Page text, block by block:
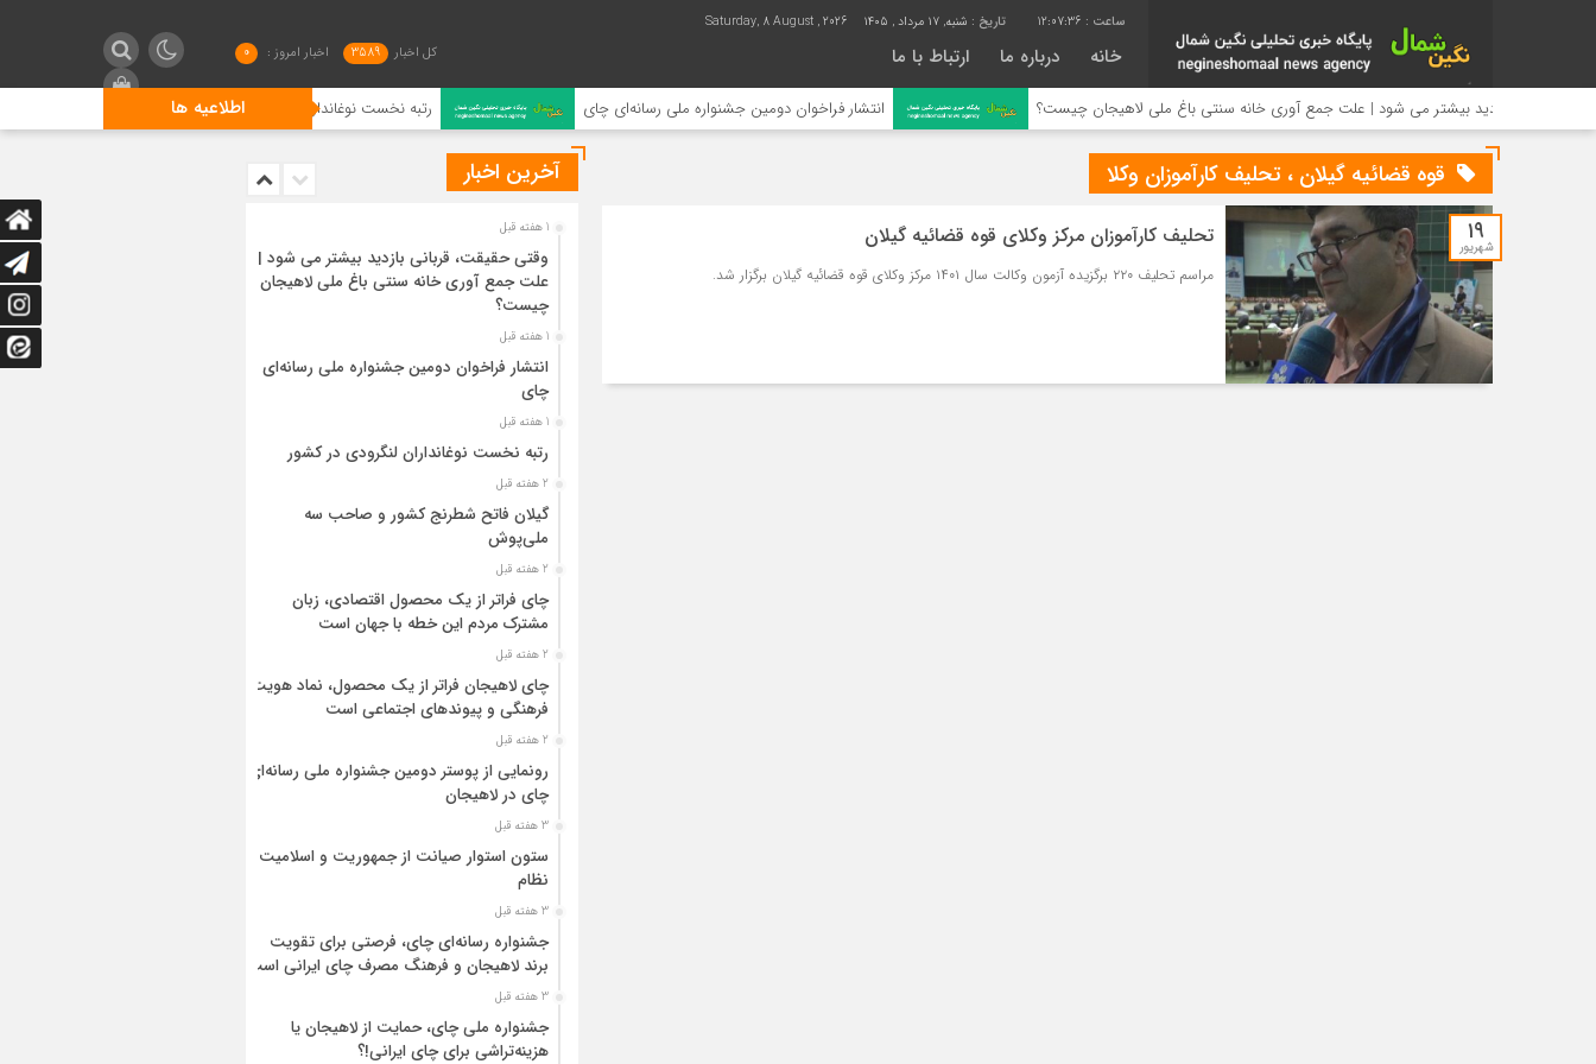
12:07:37 تاریخ : شنبه, ۱۷ مرداد , ۱۴۰۵ Saturday, 8 August , 2026
خانه درباره ما ارتباط با ما کل اخبار 3589 اخبار امروز : 0
اطلاعیه ها بازدید بیشتر می شود | علت جمع آوری خانه سنتی باغ ملی لاهیجان چیست؟ انتشار فراخوان دومین جشنواره ملی رسانه‌ای چای رتبه نخست نوغانداران لنگرودی در کشور
قوه قضائیه گیلان ، تحلیف کارآموزان وکلا
۱۹
شهریور تحلیف کارآموزان مرکز وکلای قوه قضائیه گیلان
مراسم تحلیف ۲۲۰ برگزیده آزمون وکالت سال ۱۴۰۱ مرکز وکلای قوه قضائیه گیلان برگزار شد.
آخرین اخبار
1 هفته قبل
وقتی حقیقت، قربانی بازدید بیشتر می شود |
علت جمع آوری خانه سنتی باغ ملی لاهیجان
چیست؟
1 هفته قبل
انتشار فراخوان دومین جشنواره ملی رسانه‌ای
چای
1 هفته قبل
رتبه نخست نوغانداران لنگرودی در کشور
2 هفته قبل
گیلان فاتح شطرنج کشور و صاحب سه
ملی‌پوش
2 هفته قبل
چای فراتر از یک محصول اقتصادی، زبان
مشترک مردم این خطه با جهان است
2 هفته قبل
چای لاهیجان فراتر از یک محصول، نماد هویت
فرهنگی و پیوندهای اجتماعی است
2 هفته قبل
رونمایی از پوستر دومین جشنواره ملی رسانه‌ای
چای در لاهیجان
3 هفته قبل
ستون استوار صیانت از جمهوریت و اسلامیت
نظام
3 هفته قبل
جشنواره رسانه‌ای چای، فرصتی برای تقویت
برند لاهیجان و فرهنگ مصرف چای ایرانی است
3 هفته قبل
جشنواره ملی چای، حمایت از لاهیجان یا
هزینه‌تراشی برای چای ایرانی!؟